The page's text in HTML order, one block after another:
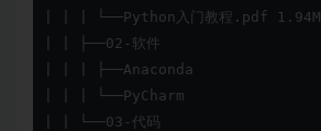
| | | └──Python入门教程.pdf 1.94M
| | ├──02-软件
| | | ├──Anaconda
| | | └──PyCharm
| | └──03-代码